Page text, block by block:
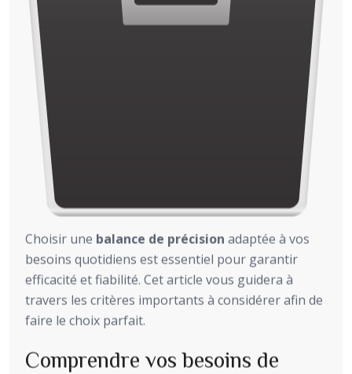
Choisir une balance de précision adaptée à vos
besoins quotidiens est essentiel pour garantir
efficacité et fiabilité. Cet article vous guidera à
travers les critères importants à considérer afin de
faire le choix parfait.
Comprendre vos besoins de